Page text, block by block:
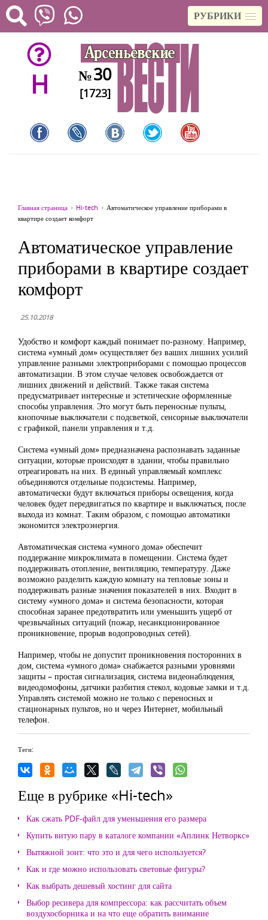
РУБРИКИ
H №30
[1723]
Главная страница Hi-tech
Автоматическое управление приборами в
квартире создает комфорт
Автоматическое управление
приборами в квартире создает
комфорт
25.10.2018
Удобство и комфорт каждый понимает по-разному. Например,
система «умный дом» осуществляет без ваших лишних усилий
управление разными электроприборами с помощью процессов
автоматизации. В этом случае человек освобождается от
лишних движений и действий. Также такая система
предусматривает интересные и эстетические оформленные
способы управления. Это могут быть переносные пульты,
кнопочные выключатели с подсветкой, сенсорные выключатели
с графикой, панели управления и т.д.
Система «умный дом» предназначена распознавать заданные
ситуации, которые происходят в здании, чтобы правильно
отреагировать на них. В единый управляемый комплекс
объединяются отдельные подсистемы. Например,
автоматически будут включаться приборы освещения, когда
человек будет передвигаться по квартире и выключаться, после
выхода из комнат. Таким образом, с помощью автоматики
экономится электроэнергия.
Автоматическая система «умного дома» обеспечит
поддержание микроклимата в помещении. Система будет
поддерживать отопление, вентиляцию, температуру. Даже
возможно разделить каждую комнату на тепловые зоны и
поддерживать разные значения показателей в них. Входит в
систему «умного дома» и система безопасности, которая
способная заранее предотвратить или уменьшить ущерб от
чрезвычайных ситуаций (пожар, несанкционированное
проникновение, прорыв водопроводных сетей).
Например, чтобы не допустит проникновения посторонних в
дом, система «умного дома» снабжается разными уровнями
защиты – простая сигнализация, система видеонаблюдения,
видеодомофоны, датчики разбития стекол, кодовые замки и т.д.
Управлять системой можно не только с переносных и
стационарных пультов, но и через Интернет, мобильный
телефон.
Теги:
Еще в рубрике «Hi-tech»
Как сжать PDF-файл для уменьшения его размера
Купить витую пару в каталоге компании «Аплинк Нетворкс»
Вытяжной зонт: что это и для чего используется?
Как и где можно использовать световые фигуры?
Как выбрать дешевый хостинг для сайта
Выбор ресивера для компрессора: как рассчитать объем
воздухосборника и на что еще обратить внимание